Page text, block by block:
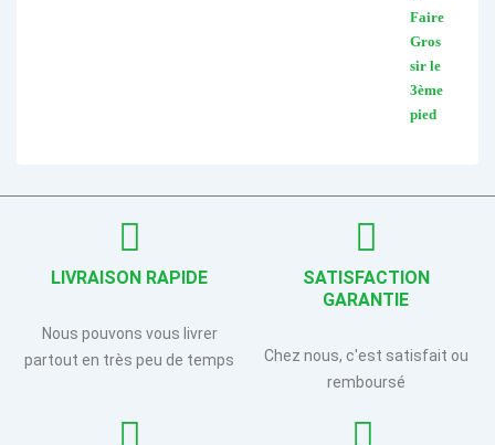
LIVRAISON RAPIDE
Nous pouvons vous livrer
partout en très peu de temps
SATISFACTION
GARANTIE
Chez nous, c'est satisfait ou
remboursé